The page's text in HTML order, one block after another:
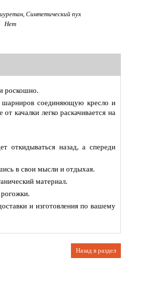
Синтетический пух
Нет
роскошно.
шарниров соединяющую кресло и
качалки легко раскачивается на
откидываться назад, а спереди
в свои мысли и отдыхая.
материал.
и изготовления по вашему
Назад в раздел